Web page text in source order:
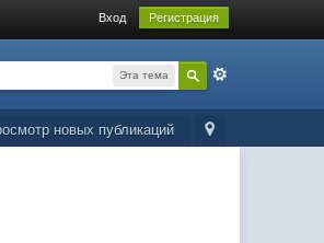
Вход Регистрация
Эта тема
новых публикаций